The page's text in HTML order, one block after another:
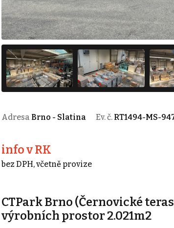
Adresa Brno - Slatina Ev. č. RT1494-MS-
info v RK
bez DPH, včetně provize
CTPark Brno (Černovické
výrobních prostor 2.021m2